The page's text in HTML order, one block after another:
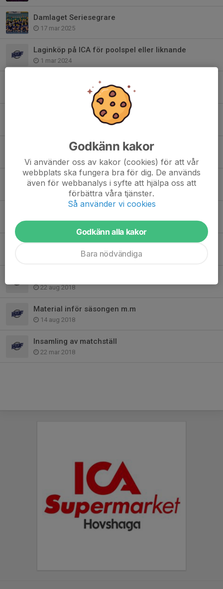
Damlaget Seriesegrare
17 mar 2025
Laginköp på ICA för poolspel eller liknande
1 mar 2024
Lär känna HAIF:s nya klubbkanslist
God jul och Gott nytt år
SSL Match
15 okt 2019
Innebandykiosken rutiner och schema 2019-2020
20 sep 2019
28 sep 2018
SSL match
22 aug 2018
Material inför säsongen m.m
14 aug 2018
Insamling av matchställ
22 mar 2018
Godkänn kakor
Vi använder oss av kakor (cookies) för att vår
webbplats ska fungera bra för dig. De används
även för webbanalys i syfte att hjälpa oss att
förbättra våra tjänster.
Så använder vi cookies
Godkänn alla kakor
Bara nödvändiga